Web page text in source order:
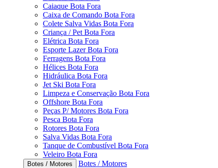
Caiaque Bota Fora
Caixa de Comando Bota Fora
Colete Salva Vidas Bota Fora
Criança / Pet Bota Fora
Elétrica Bota Fora
Esporte Lazer Bota Fora
Ferragens Bota Fora
Hélices Bota Fora
Hidráulica Bota Fora
Jet Ski Bota Fora
Limpeza e Conservação Bota Fora
Offshore Bota Fora
Peças P/ Motores Bota Fora
Pesca Bota Fora
Rotores Bota Fora
Salva Vidas Bota Fora
Tanque de Combustível Bota Fora
Veleiro Bota Fora
Botes / Motores
Botes / Motores